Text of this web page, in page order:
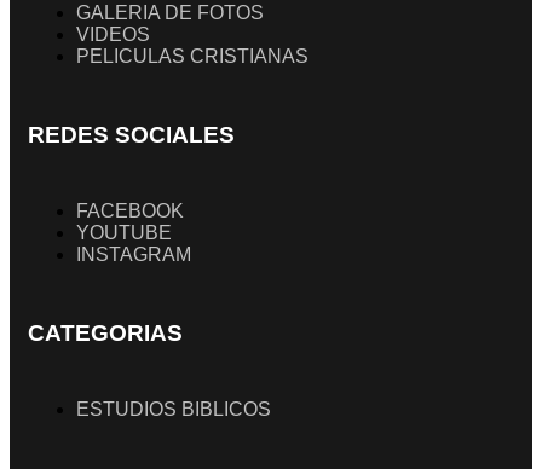
GALERIA DE FOTOS
VIDEOS
PELICULAS CRISTIANAS
REDES SOCIALES
FACEBOOK
YOUTUBE
INSTAGRAM
CATEGORIAS
ESTUDIOS BIBLICOS